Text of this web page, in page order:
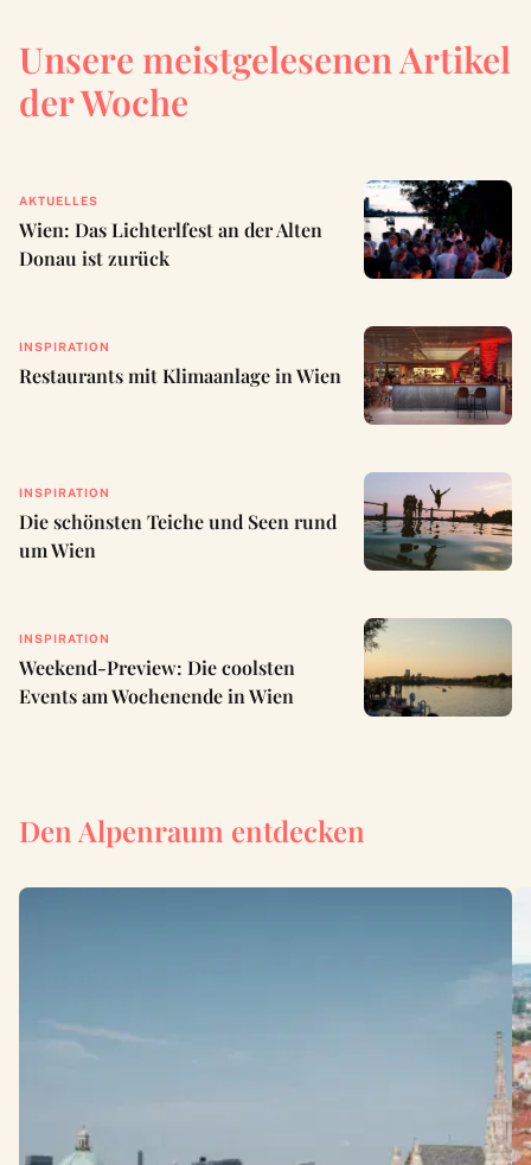
Unsere meistgelesenen Artikel
der Woche
AKTUELLES
Wien: Das Lichterlfest an der Alten
Donau ist zurück
INSPIRATION
Restaurants mit Klimaanlage in Wien
INSPIRATION
Die schönsten Teiche und Seen rund
um Wien
INSPIRATION
Weekend-Preview: Die coolsten
Events am Wochenende in Wien
Den Alpenraum entdecken